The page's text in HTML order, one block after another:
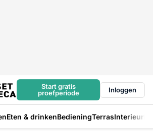
Start gratis
proefperiode
Inloggen
Eten & drinkenBedieningTerrasInterieur